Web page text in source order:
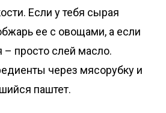
Если у тебя сырая
ее с овощами, а если
– просто слей масло.
через мясорубку и
паштет.